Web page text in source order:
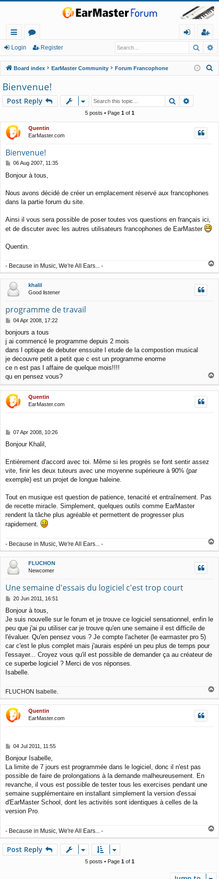
ui
ck
lin
ks
or
u
m
s
in
eg
ist
er
Login Register
Board index EarMaster Community Forum Francophone
h
Bienvenue!
Post Reply Search
5 posts • Page 1of 1
Quentin
EarMaster.com
Bienvenue!
P
s
06 Aug 2007, 11:35
Bonjour à tous,
Nous avons décidé de créer un emplacement réservé aux francophones
dans la partie forum du site.
Ainsi il vous sera possible de poser toutes vos questions en français ici,
et de discuter avec les autres utilisateurs francophones de EarMaster
Quentin.
- Because in Music, We're All Ears... -
o
p
khalil
Good listener
programme de travail
P
s
t
04 Apr 2008, 17:22
bonjours a tous
j ai commencé le programme depuis 2 mois
dans l optique de debuter enssuite l etude de la compostion musical
je decouvre petit a petit que c est un programme enorme
ce n est pas l affaire de quelque mois!!!!
qu en pensez vous?
p
Quentin
EarMaster.com
P
s
07 Apr 2008, 10:26
Bonjour Khalil,
Entièrement d'accord avec toi. Même si les progrès se font sentir assez
vite, finir les deux tuteurs avec une moyenne supérieure à 90% (par
exemple) est un projet de longue haleine.
Tout en musique est question de patience, tenacité et entraînement. Pas
de recette miracle. Simplement, quelques outils comme EarMaster
rendent la tâche plus agréable et permettent de progresser plus
rapidement.
- Because in Music, We're All Ears... -
o
p
FLUCHON
Newcomer
Une semaine d'essais du logiciel c'est trop court
P
s
t
20 Jun 2011, 16:51
Bonjour à tous,
Je suis nouvelle sur le forum et je trouve ce logiciel sensationnel, enfin le
peu que j'ai pu utiliser car je trouve qu'en une semaine il est difficile de
l'évaluer. Qu'en pensez vous ? Je compte l'acheter (le earmaster pro 5)
car c'est le plus complet mais j'aurais espéré un peu plus de temps pour
l'essayer... Croyez vous qu'il est possible de demander ça au créateur de
ce superbe logiciel ? Merci de vos réponses.
Isabelle.
FLUCHON Isabelle.
p
Quentin
EarMaster.com
P
s
t
04 Jul 2011, 11:55
Bonjour Isabelle,
La limite de 7 jours est programmée dans le logiciel, donc il n'est pas
possible de faire de prolongations à la demande malheureusement. En
revanche, il vous est possible de tester tous les exercises pendant une
semaine supplémentaire en installant simplement la version d'essai
d'EarMaster School, dont les activités sont identiques à celles de la
version Pro.
- Because in Music, We're All Ears... -
o
Post Reply
5 posts • Page 1of 1